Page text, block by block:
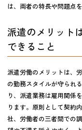
は、両者の特長や問題点
派遣のメリット
できること
派遣労働のメリットは、
の勤務スタイルが守られ
り、派遣業務は雇用関係
ります。原則として契約
社、労働者の三者間での